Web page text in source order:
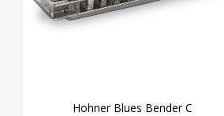
Hohner Blues Bender C